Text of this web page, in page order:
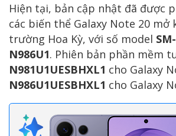
Hiện tại, bản cập nhật đã được
các biến thể Galaxy Note 20 mở
trường Hoa Kỳ, với số model
N986U1. Phiên bản phần mềm
N981U1UESBHXL1 cho Galaxy
N986U1UESBHXL1 cho Galaxy